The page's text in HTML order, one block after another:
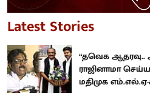
Latest Stories
“தவெக
ராஜினாமா
மதிமுக